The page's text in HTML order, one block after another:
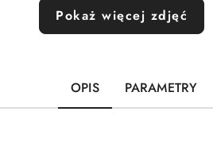
Pokaż więcej zdjęć
OPIS PARAMETRY